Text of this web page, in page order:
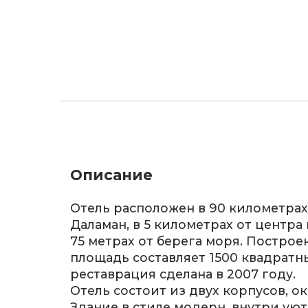
Описание
Отель расположен в 90
Даламан, в 5 километрах от
75 метрах от берега моря.
площадь составляет 1500
реставрация сделана в 2007 году.
Отель состоит из двух корпусов,